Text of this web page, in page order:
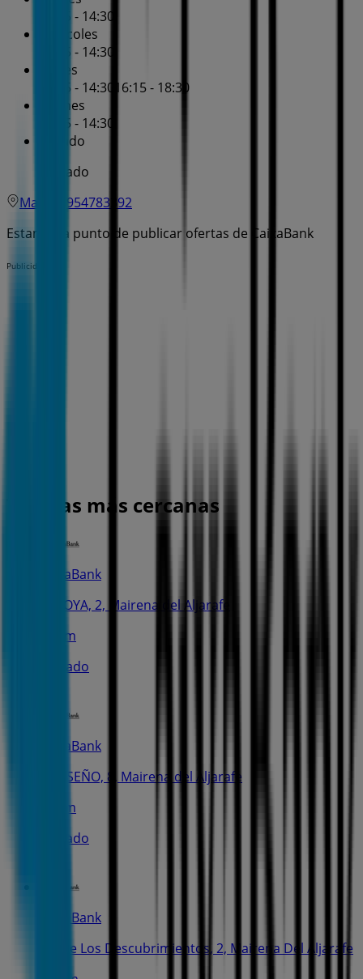
08:15 - 14:30
Miércoles
08:15 - 14:30
Jueves
08:15 - 14:30 16:15 - 18:30
Viernes
08:15 - 14:30
Sábado
Cerrado
Mapa
954783392
Estamos a punto de publicar ofertas de CaixaBank
Publicidad
Tiendas más cercanas
CaixaBank
C. GOYA, 2, Mairena del Aljarafe
637 m
Cerrado
CaixaBank
C. DISEÑO, 8, Mairena del Aljarafe
723 m
Cerrado
CaixaBank
Av. De Los Descubrimientos, 2, Mairena Del Aljarafe